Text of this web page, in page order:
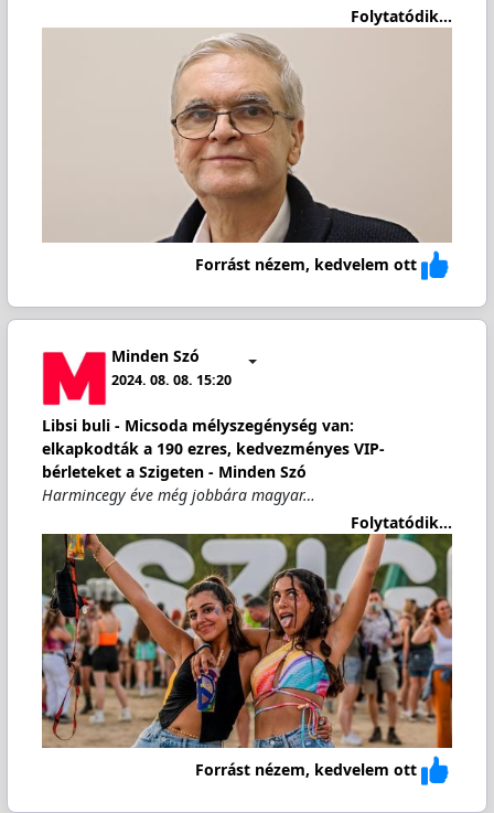
Folytatódik...
Forrást nézem, kedvelem ott
Minden Szó
2024. 08. 08. 15:20
Libsi buli - Micsoda mélyszegénység van:
elkapkodták a 190 ezres, kedvezményes VIP-
bérleteket a Szigeten - Minden Szó
Harmincegy éve még jobbára magyar…
Folytatódik...
Forrást nézem, kedvelem ott